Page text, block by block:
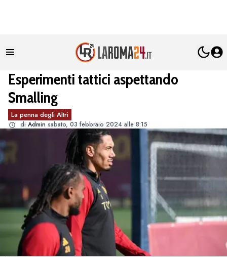
Esperimenti tattici aspettando
Smalling
La penna degli Altri
di Admin sabato, 03 febbraio 2024 alle 8:15